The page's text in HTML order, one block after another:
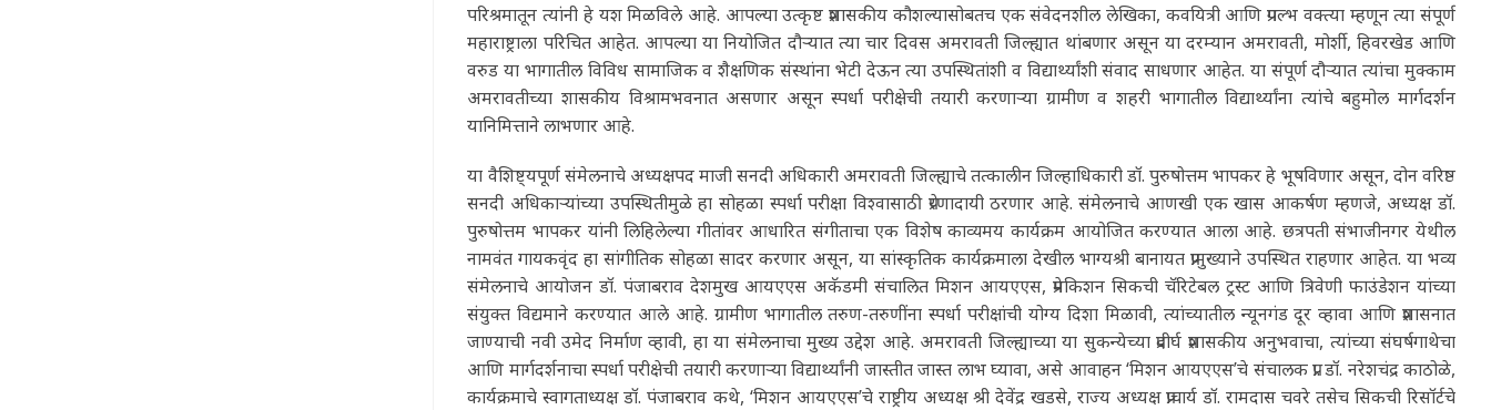
परिश्रमातून त्यांनी हे यश मिळविले आहे. आपल्या उत्कृष्ट प्रशासकीय कौशल्यासोबतच एक संवेदनशील लेखिका, कवयित्री आणि प्रगल्भ वक्त्या म्हणून त्या संपूर्ण
महाराष्ट्राला परिचित आहेत. आपल्या या नियोजित दौऱ्यात त्या चार दिवस अमरावती जिल्ह्यात थांबणार असून या दरम्यान अमरावती, मोर्शी, हिवरखेड आणि
वरुड या भागातील विविध सामाजिक व शैक्षणिक संस्थांना भेटी देऊन त्या उपस्थितांशी व विद्यार्थ्यांशी संवाद साधणार आहेत. या संपूर्ण दौऱ्यात त्यांचा मुक्काम
अमरावतीच्या शासकीय विश्रामभवनात असणार असून स्पर्धा परीक्षेची तयारी करणाऱ्या ग्रामीण व शहरी भागातील विद्यार्थ्यांना त्यांचे बहुमोल मार्गदर्शन
यानिमित्ताने लाभणार आहे.
या वैशिष्ट्यपूर्ण संमेलनाचे अध्यक्षपद माजी सनदी अधिकारी अमरावती जिल्ह्याचे तत्कालीन जिल्हाधिकारी डॉ. पुरुषोत्तम भापकर हे भूषविणार असून, दोन वरिष्ठ
सनदी अधिकाऱ्यांच्या उपस्थितीमुळे हा सोहळा स्पर्धा परीक्षा विश्वासाठी प्रेरणादायी ठरणार आहे. संमेलनाचे आणखी एक खास आकर्षण म्हणजे, अध्यक्ष डॉ.
पुरुषोत्तम भापकर यांनी लिहिलेल्या गीतांवर आधारित संगीताचा एक विशेष काव्यमय कार्यक्रम आयोजित करण्यात आला आहे. छत्रपती संभाजीनगर येथील
नामवंत गायकवृंद हा सांगीतिक सोहळा सादर करणार असून, या सांस्कृतिक कार्यक्रमाला देखील भाग्यश्री बानायत प्रामुख्याने उपस्थित राहणार आहेत. या भव्य
संमेलनाचे आयोजन डॉ. पंजाबराव देशमुख आयएएस अकॅडमी संचालित मिशन आयएएस, प्रेमकिशन सिकची चॅरिटेबल ट्रस्ट आणि त्रिवेणी फाउंडेशन यांच्या
संयुक्त विद्यमाने करण्यात आले आहे. ग्रामीण भागातील तरुण-तरुणींना स्पर्धा परीक्षांची योग्य दिशा मिळावी, त्यांच्यातील न्यूनगंड दूर व्हावा आणि प्रशासनात
जाण्याची नवी उमेद निर्माण व्हावी, हा या संमेलनाचा मुख्य उद्देश आहे. अमरावती जिल्ह्याच्या या सुकन्येच्या प्रदीर्घ प्रशासकीय अनुभवाचा, त्यांच्या संघर्षगाथेचा
आणि मार्गदर्शनाचा स्पर्धा परीक्षेची तयारी करणाऱ्या विद्यार्थ्यांनी जास्तीत जास्त लाभ घ्यावा, असे आवाहन ‘मिशन आयएएस’चे संचालक प्रा. डॉ. नरेशचंद्र काठोळे,
कार्यक्रमाचे स्वागताध्यक्ष डॉ. पंजाबराव कथे, ‘मिशन आयएएस’चे राष्ट्रीय अध्यक्ष श्री देवेंद्र खडसे, राज्य अध्यक्ष प्राचार्य डॉ. रामदास चवरे तसेच सिकची रिसॉर्टचे